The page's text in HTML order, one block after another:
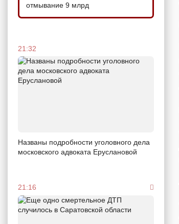
отмывание 9 млрд
21:32
Названы подробности уголовного дела
московского адвоката Еруслановой
21:16